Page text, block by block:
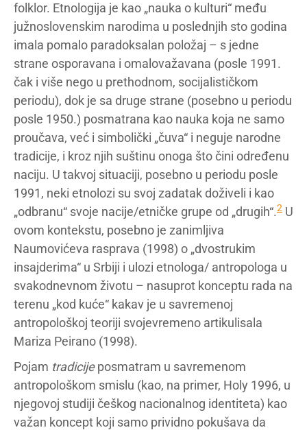
folklor. Etnologija je kao „nauka o kulturi“ među
južnoslovenskim narodima u poslednjih sto godina
imala pomalo paradoksalan položaj – s jedne
strane osporavana i omalovažavana (posle 1991.
čak i više nego u prethodnom, socijalističkom
periodu), dok je sa druge strane (posebno u periodu
posle 1950.) posmatrana kao nauka koja ne samo
proučava, već i simbolički „čuva“ i neguje narodne
tradicije, i kroz njih suštinu onoga što čini određenu
naciju. U takvoj situaciji, posebno u periodu posle
1991, neki etnolozi su svoj zadatak doživeli i kao
„odbranu“ svoje nacije/etničke grupe od „drugih“.2 U
ovom kontekstu, posebno je zanimljiva
Naumovićeva rasprava (1998) o „dvostrukim
insajderima“ u Srbiji i ulozi etnologa/ antropologa u
svakodnevnom životu – nasuprot konceptu rada na
terenu „kod kuće“ kakav je u savremenoj
antropološkoj teoriji svojevremeno artikulisala
Mariza Peirano (1998).
Pojam tradicijeposmatram u savremenom
antropološkom smislu (kao, na primer, Holy 1996, u
njegovoj studiji češkog nacionalnog identiteta) kao
važan koncept koji samo prividno pokušava da